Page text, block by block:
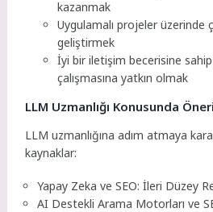
kazanmak
Uygulamalı projeler üzerinde
geliştirmek
İyi bir iletişim becerisine
çalışmasına yatkın olmak
LLM Uzmanlığı Konusunda
LLM uzmanlığına adım atmaya
kaynaklar:
Yapay Zeka ve SEO: İleri Düzey
AI Destekli Arama Motorları ve